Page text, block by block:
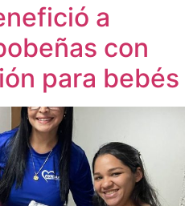
a
con
para bebés